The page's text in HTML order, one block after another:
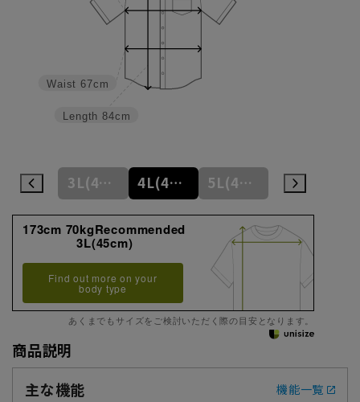
Length 84cm
Waist 67cm
3L(45cm) 4L(47cm) 5L(49cm)
173cm 70kgRecommended
3L(45cm)
Find out more on your
body type
あくまでもサイズをご検討いただく際の目安となります。
商品説明
主な機能
機能一覧